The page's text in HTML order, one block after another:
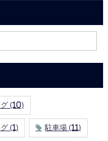
(10)
(1) 駐車場 (11)